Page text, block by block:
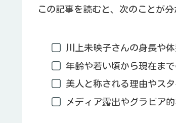
この記事を読むと、次のことが分
川上未映子さんの身長や
年齢や若い頃から現在ま
美人と称される理由やス
メディア露出やグラビア